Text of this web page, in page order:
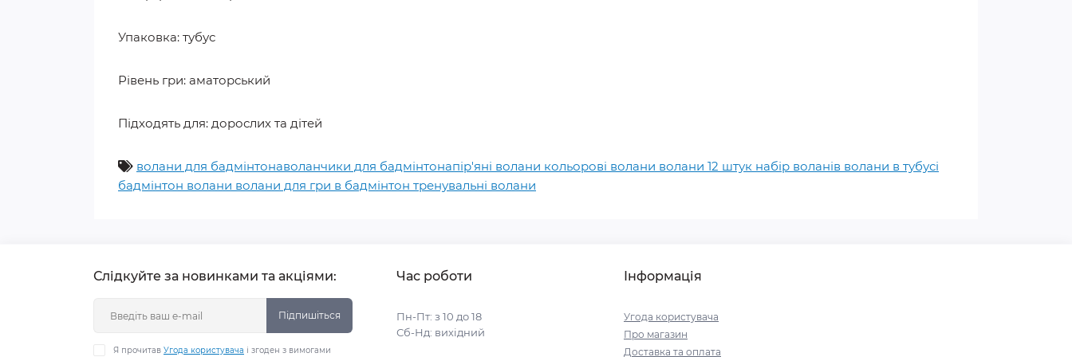
Упаковка: тубус
Рівень гри: аматорський
Підходять для: дорослих та дітей
волани для бадмінтонаволанчики для бадмінтонапір'яні волани кольорові волани волани 12 штук набір воланів волани в тубусі
бадмінтон волани волани для гри в бадмінтон тренувальні волани
Слідкуйте за новинками та акціями:
Підпишіться
Я прочитав Угода користувача і згоден з вимогами
Час роботи
Пн-Пт: з 10 до 18
Сб-Нд: вихідний
Інформація
Угода користувача
Про магазин
Доставка та оплата